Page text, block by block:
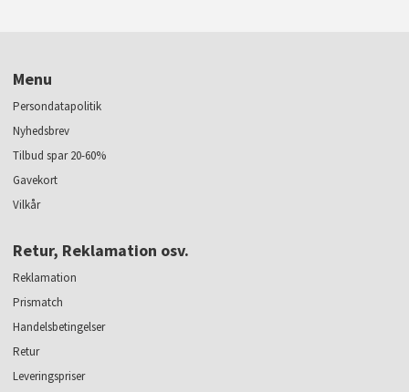
Menu
Persondatapolitik
Nyhedsbrev
Tilbud spar 20-60%
Gavekort
Vilkår
Retur, Reklamation osv.
Reklamation
Prismatch
Handelsbetingelser
Retur
Leveringspriser